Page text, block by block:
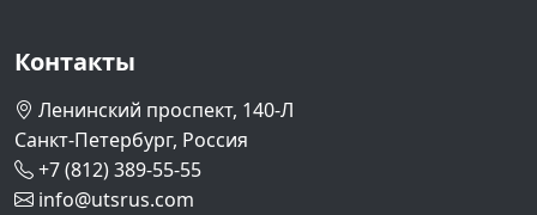
Контакты
Ленинский проспект, 140-Л
Санкт-Петербург, Россия
+7 (812) 389-55-55
info@utsrus.com